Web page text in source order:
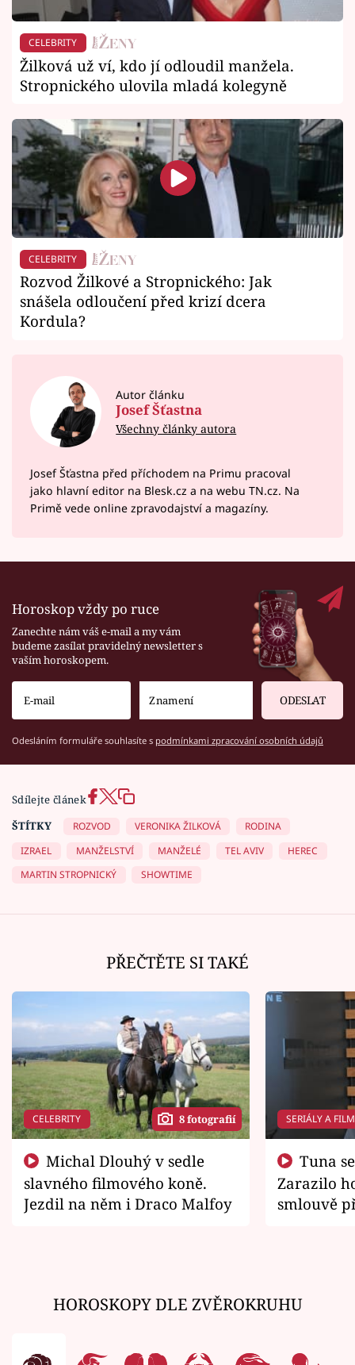
CELEBRITY
Žilková už ví, kdo jí odloudil manžela.
Stropnického ulovila mladá kolegyně
CELEBRITY
Rozvod Žilkové a Stropnického: Jak
snášela odloučení před krizí dcera
Kordula?
Autor článku
Josef Šťastna
Všechny články autora
Josef Šťastna před příchodem na Primu pracoval
jako hlavní editor na Blesk.cz a na webu TN.cz. Na
Primě vede online zpravodajství a magazíny.
Horoskop vždy po ruce
Zanechte nám váš e-mail a my vám
budeme zasílat pravidelný newsletter s
vaším horoskopem.
ODESLAT
Odesláním formuláře souhlasíte s podmínkami zpracování osobních údajů
Sdílejte článek
ŠTÍTKY
ROZVOD VERONIKA ŽILKOVÁ
RODINA
IZRAEL
MANŽELSTVÍ MANŽELÉ TEL AVIV
HEREC
MARTIN STROPNICKÝ
SHOWTIME
PŘEČTĚTE SI TAKÉ
CELEBRITY 8 fotografií
slavného filmového koně.
Jezdil na něm i Draco Malfoy
SERIÁLY A
Zarazilo
smlouvě
HOROSKOPY DLE ZVĚROKRUHU